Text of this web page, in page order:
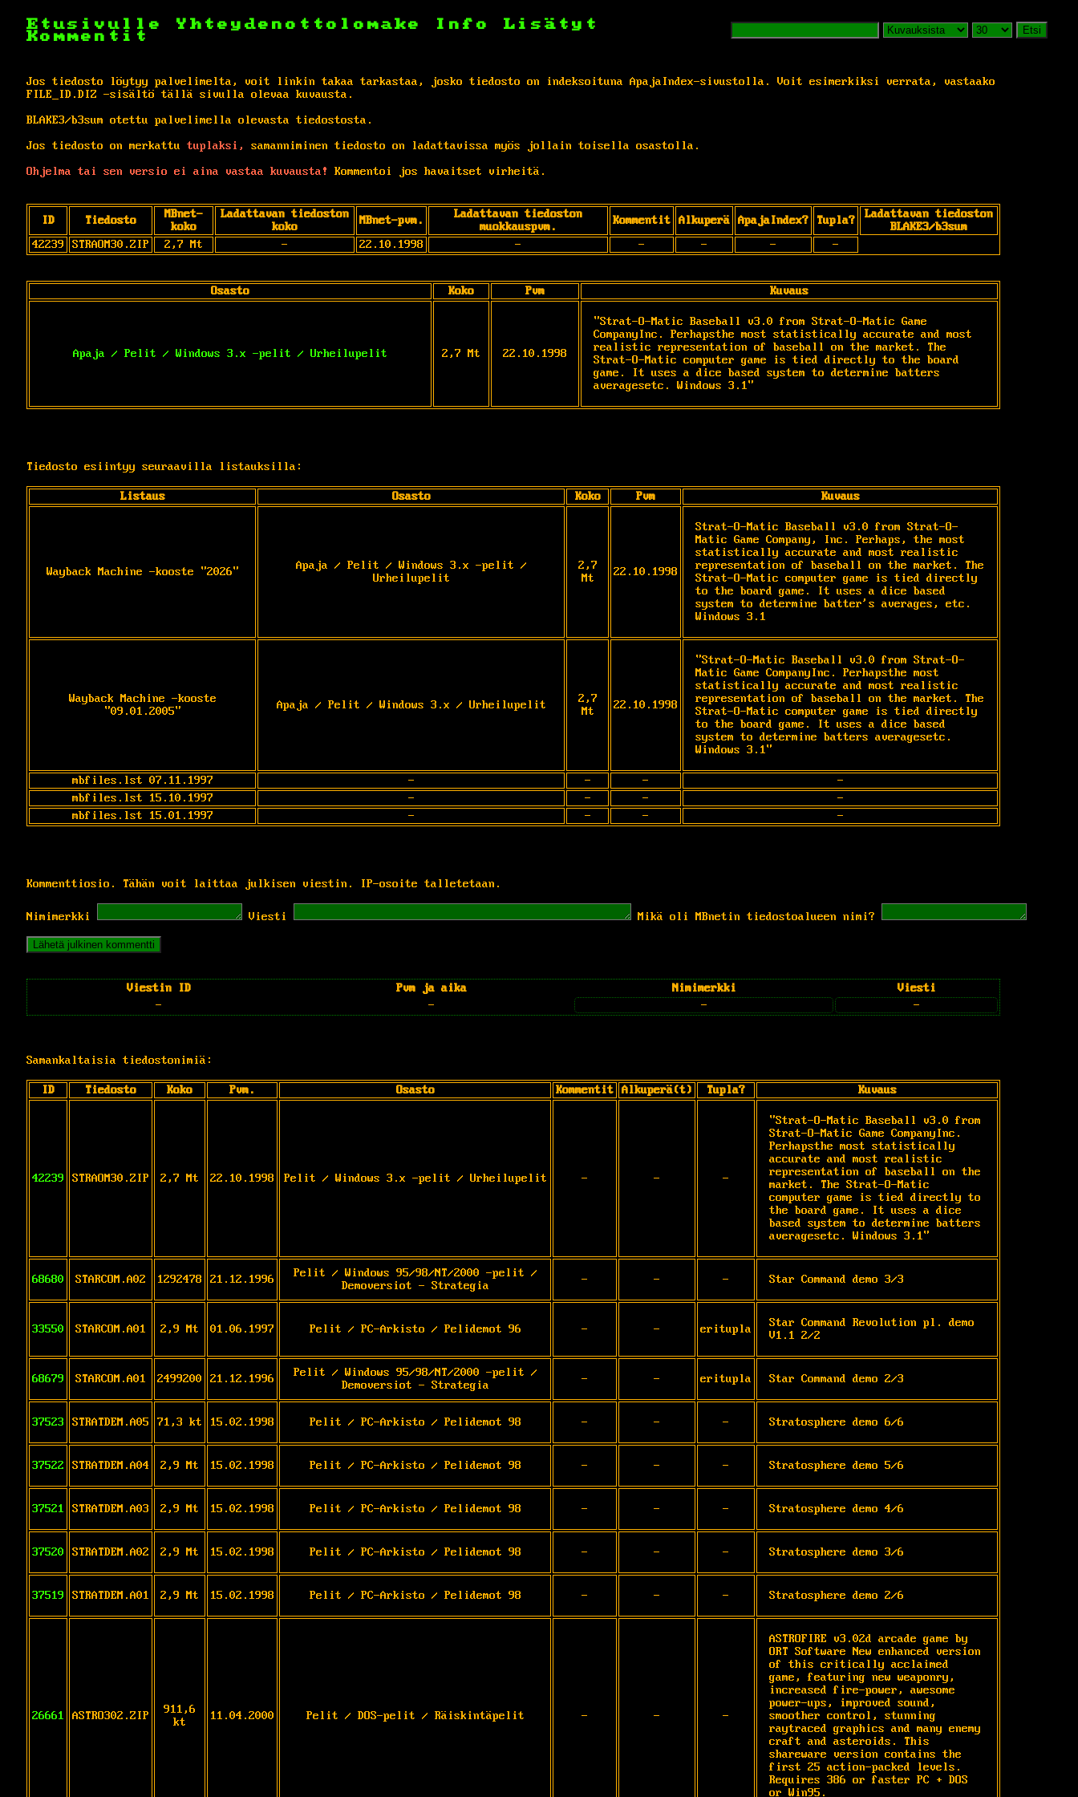
Etusivulle Yhteydenottolomake Info
Lisätyt
Kommentit
Etsi
Jos tiedosto löytyy palvelimelta, voit linkin takaa tarkastaa, josko tiedosto on indeksoituna ApajaIndex-sivustolla. Voit esimerkiksi verrata, vastaako
FILE_ID.DIZ -sisältö tällä sivulla olevaa kuvausta.
BLAKE3/b3sum otettu palvelimella olevasta tiedostosta.
Jos tiedosto on merkattu tuplaksi,
samanniminen tiedosto on ladattavissa myös jollain toisella osastolla.
Ohjelma tai sen versio ei aina vastaa kuvausta!
Kommentoi jos havaitset virheitä.
ID Tiedosto
MBnet-
koko
Ladattavan tiedoston
koko
MBnet-pvm.
Ladattavan tiedoston
muokkauspvm.
Kommentit Alkuperä ApajaIndex? Tupla?
Ladattavan tiedoston
BLAKE3/b3sum
42239
STRAOM30.ZIP 2,7 Mt - 22.10.1998 - - - - -
Osasto Koko Pvm Kuvaus
Apaja / Pelit / Windows 3.x -pelit / Urheilupelit 2,7 Mt 22.10.1998
"Strat-O-Matic Baseball v3.0 from Strat-O-Matic Game
CompanyInc. Perhapsthe most statistically accurate and most
realistic representation of baseball on the market. The
Strat-O-Matic computer game is tied directly to the board
game. It uses a dice based system to determine batters
averagesetc. Windows 3.1"
Tiedosto esiintyy seuraavilla listauksilla:
Listaus Osasto Koko Pvm Kuvaus
Wayback Machine -kooste "2026"
Apaja / Pelit / Windows 3.x -pelit /
Urheilupelit
2,7
Mt
22.10.1998
Strat-O-Matic Baseball v3.0 from Strat-O-
Matic Game Company, Inc. Perhaps, the most
statistically accurate and most realistic
representation of baseball on the market. The
Strat-O-Matic computer game is tied directly
to the board game. It uses a dice based
system to determine batter's averages, etc.
Windows 3.1
Wayback Machine -kooste
"09.01.2005"
Apaja / Pelit / Windows 3.x / Urheilupelit
2,7
Mt
22.10.1998
"Strat-O-Matic Baseball v3.0 from Strat-O-
Matic Game CompanyInc. Perhapsthe most
statistically accurate and most realistic
representation of baseball on the market. The
Strat-O-Matic computer game is tied directly
to the board game. It uses a dice based
system to determine batters averagesetc.
Windows 3.1"
mbfiles.lst 07.11.1997 - - -
-
mbfiles.lst 15.10.1997
- - -
-
mbfiles.lst 15.01.1997
- - - -
Kommenttiosio. Tähän voit laittaa julkisen viestin. IP-osoite talletetaan.
Nimimerkki Viesti Mikä oli MBnetin tiedostoalueen nimi?
Viestin ID Pvm ja aika Nimimerkki
Viesti
-
- - -
Samankaltaisia tiedostonimiä:
ID Tiedosto Koko Pvm. Osasto Kommentit Alkuperä(t) Tupla? Kuvaus
42239 STRAOM30.ZIP 2,7 Mt 22.10.1998 Pelit / Windows 3.x -pelit / Urheilupelit - - -
"Strat-O-Matic Baseball v3.0 from
Strat-O-Matic Game CompanyInc.
Perhapsthe most statistically
accurate and most realistic
representation of baseball on the
market. The Strat-O-Matic
computer game is tied directly to
the board game. It uses a dice
based system to determine batters
averagesetc. Windows 3.1"
68680 STARCOM.A02 1292478 21.12.1996
Pelit / Windows 95/98/NT/2000 -pelit /
Demoversiot - Strategia
- - - Star Command demo 3/3
33550 STARCOM.A01 2,9 Mt 01.06.1997 Pelit / PC-Arkisto / Pelidemot 96 - - eritupla
Star Command Revolution pl. demo
V1.1 2/2
68679 STARCOM.A01 2499200 21.12.1996
Pelit / Windows 95/98/NT/2000 -pelit /
Demoversiot - Strategia
- - eritupla Star Command demo 2/3
37523 STRATDEM.A05 71,3 kt 15.02.1998 Pelit / PC-Arkisto / Pelidemot 98 - - - Stratosphere demo 6/6
37522 STRATDEM.A04 2,9 Mt 15.02.1998 Pelit / PC-Arkisto / Pelidemot 98 - - - Stratosphere demo 5/6
37521 STRATDEM.A03 2,9 Mt 15.02.1998 Pelit / PC-Arkisto / Pelidemot 98 - - - Stratosphere demo 4/6
37520 STRATDEM.A02 2,9 Mt 15.02.1998 Pelit / PC-Arkisto / Pelidemot 98 - - - Stratosphere demo 3/6
37519 STRATDEM.A01 2,9 Mt 15.02.1998 Pelit / PC-Arkisto / Pelidemot 98 - - - Stratosphere demo 2/6
26661 ASTRO302.ZIP
911,6
kt
11.04.2000 Pelit / DOS-pelit / Räiskintäpelit - - -
ASTROFIRE v3.02d arcade game by
ORT Software New enhanced version
of this critically acclaimed
game, featuring new weaponry,
increased fire-power, awesome
power-ups, improved sound,
smoother control, stunning
raytraced graphics and many enemy
craft and asteroids. This
shareware version contains the
first 25 action-packed levels.
Requires 386 or faster PC + DOS
or Win95.